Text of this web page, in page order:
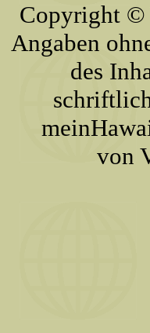
Copyright ©
Angaben
des
von